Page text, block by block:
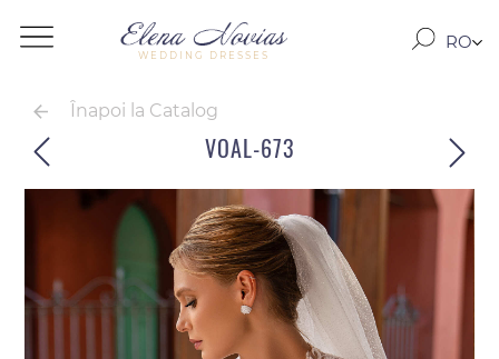
WEDDING DRESSES
RO
Înapoi la Catalog
VOAL-673